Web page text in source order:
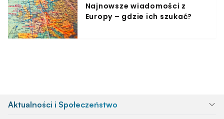
Najnowsze wiadomości z
Europy – gdzie ich szukać?
Aktualności i Społeczeństwo